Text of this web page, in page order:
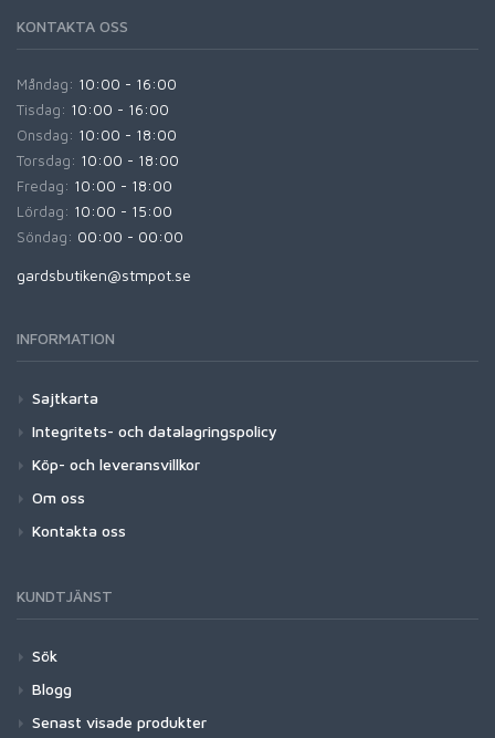
KONTAKTA OSS
Måndag: 10:00 - 16:00
Tisdag: 10:00 - 16:00
Onsdag: 10:00 - 18:00
Torsdag: 10:00 - 18:00
Fredag: 10:00 - 18:00
Lördag: 10:00 - 15:00
Söndag: 00:00 - 00:00
gardsbutiken@stmpot.se
INFORMATION
Sajtkarta
Integritets- och datalagringspolicy
Köp- och leveransvillkor
Om oss
Kontakta oss
KUNDTJÄNST
Sök
Blogg
Senast visade produkter